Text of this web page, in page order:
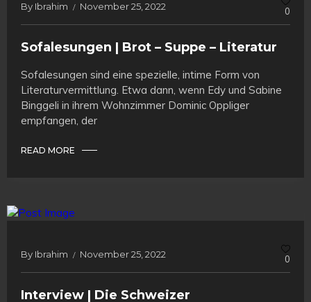
By Ibrahim November 25, 2022 0
Sofalesungen | Brot – Suppe – Literatur
Sofalesungen sind eine spezielle, intime Form von
Literaturvermittlung. Etwa dann, wenn Edy und Sabine
Binggeli in ihrem Wohnzimmer Dominic Oppliger
empfangen, der
READ MORE
By Ibrahim November 25, 2022 0
Interview | Die Schweizer